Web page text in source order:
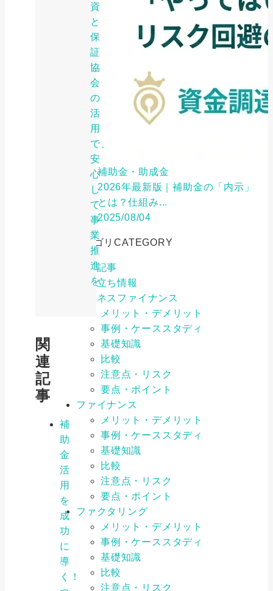
資
と
保
証
協
会
の
活
用
で、
安
心
し
て
事
業
推
進
を
関
連
記
事
補
助
金
活
用
を
成
功
に
導
く！
補助金・助成金
2026年最新版｜補助金の「内示」
とは？仕組み...
2025/08/04
カテゴリCATEGORY
特集記事
お役立ち情報
ビジネスファイナンス
メリット・デメリット
事例・ケーススタディ
基礎知識
比較
注意点・リスク
要点・ポイント
ファイナンス
メリット・デメリット
事例・ケーススタディ
基礎知識
比較
注意点・リスク
要点・ポイント
ファクタリング
メリット・デメリット
事例・ケーススタディ
基礎知識
比較
注意点・リスク